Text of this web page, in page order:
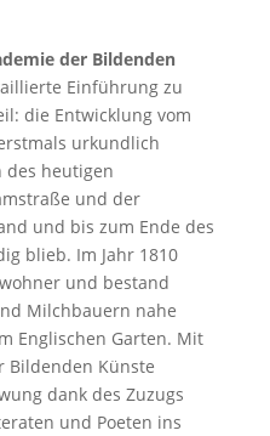
der Bildenden
Einführung zu
die Entwicklung vom
urkundlich
heutigen
und der
und bis zum Ende des
blieb. Im Jahr 1810
und bestand
Milchbauern nahe
Englischen Garten. Mit
Bildenden Künste
dank des Zuzugs
und Poeten ins